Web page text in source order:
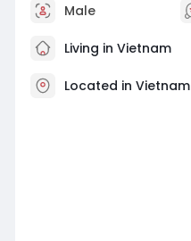
Male
Living in Vietnam
Located in Vietnam